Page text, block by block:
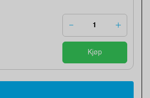
Kjøp